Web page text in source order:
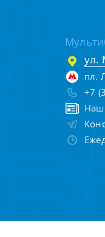
ул.
пл.
+7
Наш